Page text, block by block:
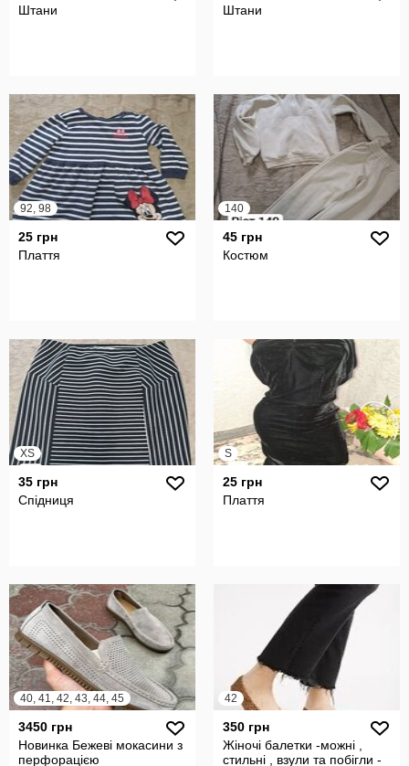
Штани
Штани
92, 98
25 грн
Плаття
140
45 грн
Костюм
XS
35 грн
Спідниця
S
25 грн
Плаття
40, 41, 42, 43, 44, 45
3450 грн
Новинка Бежеві мокасини з
перфорацією
42
350 грн
Жіночі балетки -можні ,
стильні , взули та побігли -